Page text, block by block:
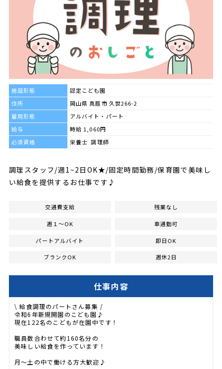
施設形態
認定こども園
住所
岡山県 真庭市 久世266-2
雇用形態
アルバイト・パート
給与
時給 1,060円
必須資格
栄養士 調理師
調理スタッフ/週1~2日OK★/固定時間勤務/保育園で美味し
い給食を提供するお仕事です♪
交通費支給 残業なし
週１～OK 車通勤可
パートアルバイト 即日OK
ブランクOK 週休2日
仕事内容
\ 給食調理のパートさん募集 /
令和6年新規開園のこども園♪
現在122名のこどもが在園中です！
職員数合わせて約160名分の
美味しい給食を作っています！
月～土の中で働ける方大歓迎♪